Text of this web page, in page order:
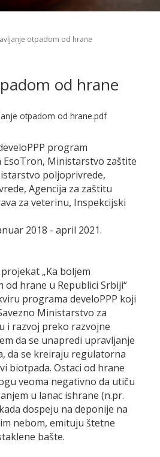
otpadom od hrane
od hrane
otpadom od hrane.pdf
program
EsoTron, Ministarstvo zaštite
poljoprivrede,
Agencija za zaštitu
za veterinu, Inspekcijski
2018 - april 2021.
„Ka boljem
hrane u Republici Srbiji“
programa develoPPP koji
Ministarstvo za
i razvoj preko razvojne
da se unapredi upravljanje
da se kreiraju regulatorna
biotpada. Ostaci od hrane
veoma negativno da utiču
u lanac ishrane (n.pr.
dospeju na deponije na
nebom, emituju štetne
bašte.